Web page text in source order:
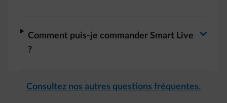
​Comment puis-je commander Smart Live
?
arrow-right
Consultez nos autres questions fréquentes.